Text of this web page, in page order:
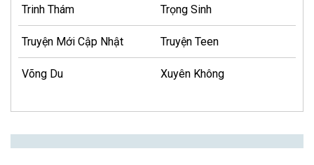
Trinh Thám Trọng Sinh
Truyện Mới Cập Nhật Truyện Teen
Võng Du Xuyên Không